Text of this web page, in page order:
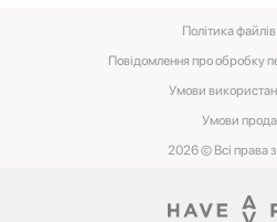
2026 © Всі права
Повідомлення про обробку
Умови
Умови‌
Політика